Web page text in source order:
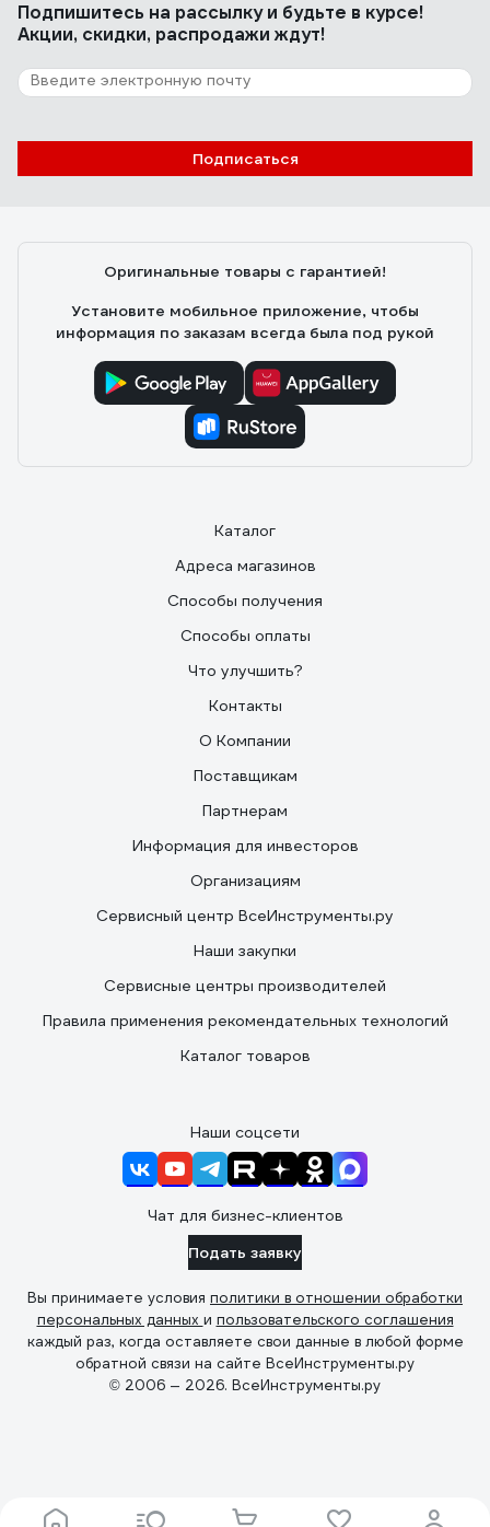
Подпишитесь на рассылкуи будьте в курсе!
Акции, скидки, распродажи ждут!
Подписаться
Оригинальные товары с гарантией!
Установите мобильное приложение, чтобы
информация по заказам всегда была под рукой
Каталог
Адреса магазинов
Способы получения
Способы оплаты
Что улучшить?
Контакты
О Компании
Поставщикам
Партнерам
Информация для инвесторов
Организациям
Сервисный центр ВсеИнструменты.ру
Наши закупки
Сервисные центры производителей
Правила применения рекомендательных технологий
Каталог товаров
Наши соцсети
Чат для бизнес-клиентов
Подать заявку
Вы принимаете условия политики в отношении обработки
персональных данных и пользовательского соглашения
каждый раз, когда оставляете свои данные в любой форме
обратной связи на сайте ВсеИнструменты.ру
© 2006 — 2026. ВсеИнструменты.ру